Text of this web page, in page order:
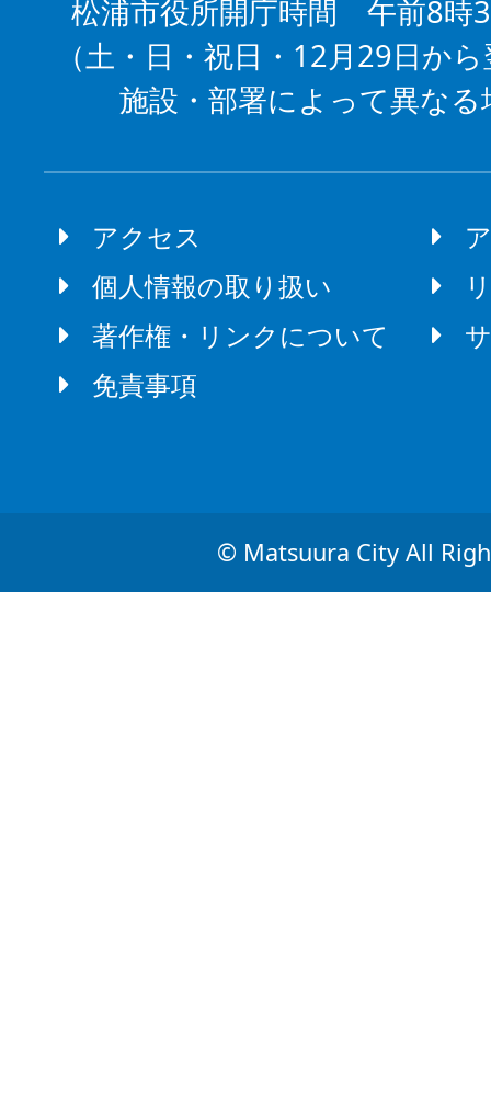
松浦市役所開庁時間 午前8時
（土・日・祝日・12月29日か
施設・部署によって異な
アクセス
個人情報の取り扱い
著作権・リンクについて
免責事項
© Matsuura City All